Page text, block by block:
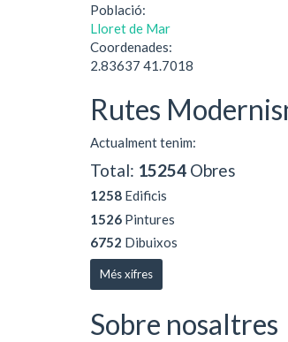
Població:
Lloret de Mar
Coordenades:
2.83637 41.7018
Rutes
Actualment tenim:
Total: 15254 Obres
1258 Edificis
1526 Pintures
6752 Dibuixos
Més xifres
Sobre nosaltres